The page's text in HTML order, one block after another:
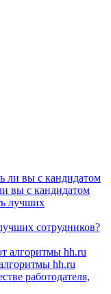
вы с кандидатом
сотрудников?
hh.ru